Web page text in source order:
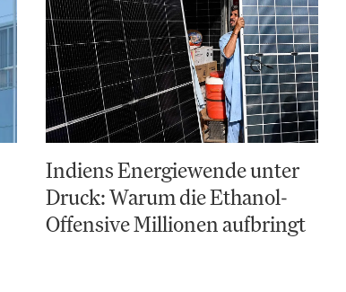
Indiens Energiewende unter
Druck: Warum die Ethanol-
Offensive Millionen aufbringt